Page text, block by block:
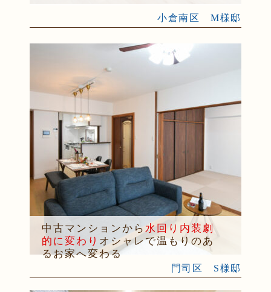
小倉南区 M様邸
中古マンションから 水回り内装劇
的に変わり オシャレで温もりのあ
るお家へ変わる
門司区 S様邸